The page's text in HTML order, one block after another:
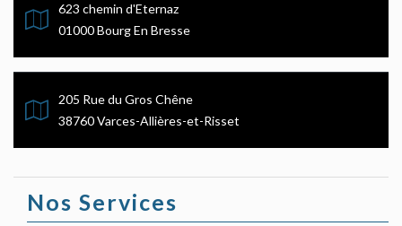
623 chemin d'Eternaz
01000 Bourg En Bresse
205 Rue du Gros Chêne
38760 Varces-Allières-et-Risset
Nos Services